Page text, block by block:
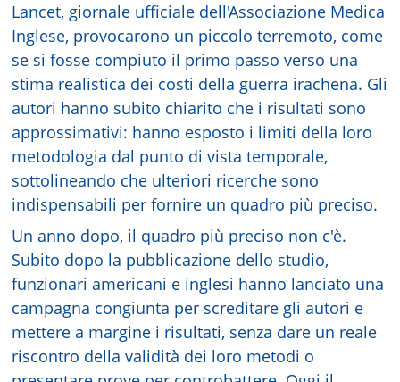
Lancet, giornale ufficiale dell'Associazione Medica
Inglese, provocarono un piccolo terremoto, come
se si fosse compiuto il primo passo verso una
stima realistica dei costi della guerra irachena. Gli
autori hanno subito chiarito che i risultati sono
approssimativi: hanno esposto i limiti della loro
metodologia dal punto di vista temporale,
sottolineando che ulteriori ricerche sono
indispensabili per fornire un quadro più preciso.
Un anno dopo, il quadro più preciso non c'è.
Subito dopo la pubblicazione dello studio,
funzionari americani e inglesi hanno lanciato una
campagna congiunta per screditare gli autori e
mettere a margine i risultati, senza dare un reale
riscontro della validità dei loro metodi o